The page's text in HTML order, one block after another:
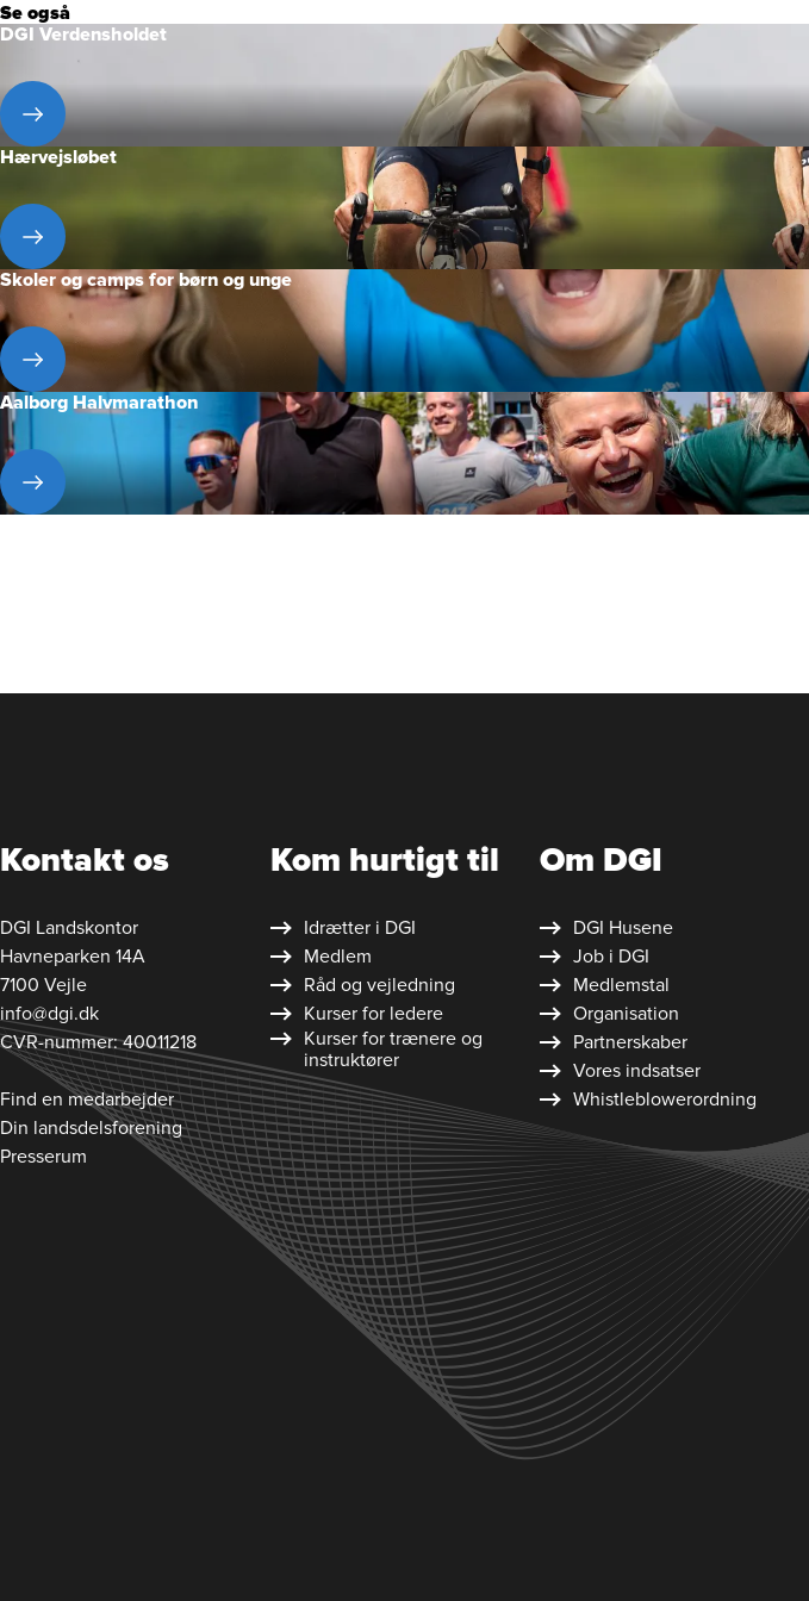
Se også
DGI Verdensholdet
Hærvejsløbet
Skoler og camps for børn og unge
Aalborg Halvmarathon
Kontakt os
DGI Landskontor
Havneparken 14A
7100 Vejle
info@dgi.dk
CVR-nummer: 40011218
Find en medarbejder
Din landsdelsforening
Presserum
Kom hurtigt til
Idrætter i DGI
Medlem
Råd og vejledning
Kurser for ledere
Kurser for trænere og
instruktører
Om DGI
DGI Husene
Job i DGI
Medlemstal
Organisation
Partnerskaber
Vores indsatser
Whistleblower­ordning